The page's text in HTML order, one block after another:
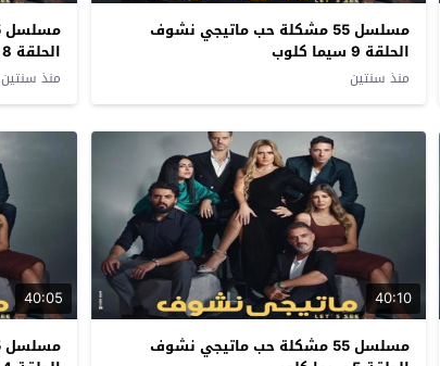
مسلسل 55 مشكلة حب ماتيجي نشوف
الحلقة 9 سيما كلوب
منذ سنتين
الحلقة 8 سيما كلوب
منذ سنتين
40:10
مسلسل 55 مشكلة حب ماتيجي نشوف
40:05